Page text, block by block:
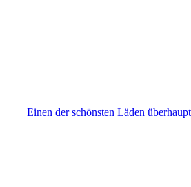
Einen der schönsten Läden